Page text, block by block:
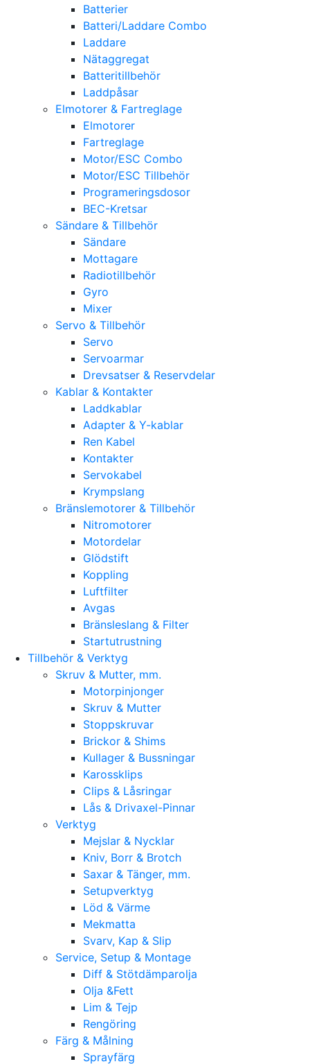
Batterier
Batteri/Laddare Combo
Laddare
Nätaggregat
Batteritillbehör
Laddpåsar
Elmotorer & Fartreglage
Elmotorer
Fartreglage
Motor/ESC Combo
Motor/ESC Tillbehör
Programeringsdosor
BEC-Kretsar
Sändare & Tillbehör
Sändare
Mottagare
Radiotillbehör
Gyro
Mixer
Servo & Tillbehör
Servo
Servoarmar
Drevsatser & Reservdelar
Kablar & Kontakter
Laddkablar
Adapter & Y-kablar
Ren Kabel
Kontakter
Servokabel
Krympslang
Bränslemotorer & Tillbehör
Nitromotorer
Motordelar
Glödstift
Koppling
Luftfilter
Avgas
Bränsleslang & Filter
Startutrustning
Tillbehör & Verktyg
Skruv & Mutter, mm.
Motorpinjonger
Skruv & Mutter
Stoppskruvar
Brickor & Shims
Kullager & Bussningar
Karossklips
Clips & Låsringar
Lås & Drivaxel-Pinnar
Verktyg
Mejslar & Nycklar
Kniv, Borr & Brotch
Saxar & Tänger, mm.
Setupverktyg
Löd & Värme
Mekmatta
Svarv, Kap & Slip
Service, Setup & Montage
Diff & Stötdämparolja
Olja &Fett
Lim & Tejp
Rengöring
Färg & Målning
Sprayfärg